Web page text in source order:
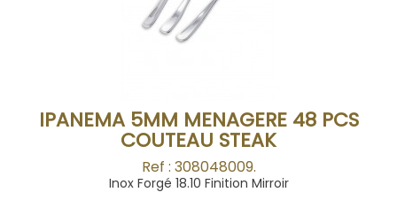
BUY
IPANEMA 5MM MENAGERE 48 PCS
COUTEAU STEAK
Ref : 308048009.
Inox Forgé 18.10 Finition Mirroir